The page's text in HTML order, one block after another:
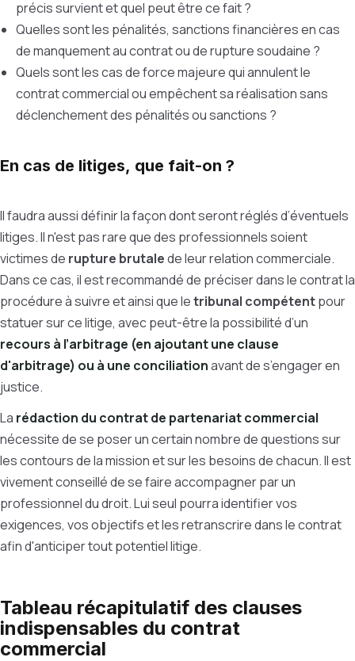
précis survient et quel peut être ce fait ?
Quelles sont les pénalités, sanctions financières en cas
de manquement au contrat ou de rupture soudaine ?
Quels sont les cas de force majeure qui annulent le
contrat commercial ou empêchent sa réalisation sans
déclenchement des pénalités ou sanctions ?
En cas de litiges, que fait-on ?
Il faudra aussi définir la façon dont seront réglés d’éventuels
litiges. Il n'est pas rare que des professionnels soient
victimes de rupture brutalede leur relation commerciale.
Dans ce cas, il est recommandé de préciser dans le contrat la
procédure à suivre et ainsi que letribunal compétentpour
statuer sur ce litige, avec peut-être la possibilité d’un
recours à l’arbitrage (en ajoutant une clause
d'arbitrage) ou à une conciliationavant de s’engager en
justice.
La rédaction du contrat de partenariat commercial
nécessite de se poser un certain nombre de questions sur
les contours de la mission et sur les besoins de chacun. Il est
vivement conseillé de se faire accompagner par un
professionnel du droit. Lui seul pourra identifier vos
exigences, vos objectifs et les retranscrire dans le contrat
afin d'anticiper tout potentiel litige.
Tableau récapitulatif des clauses
indispensables du contrat
commercial